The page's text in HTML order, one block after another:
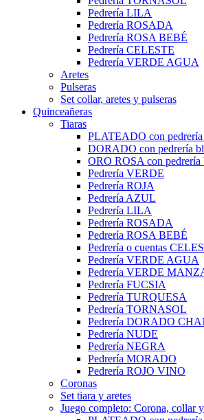
Pedrería LILA
Pedrería ROSADA
Pedrería ROSA BEBÉ
Pedrería CELESTE
Pedrería VERDE AGUA
Aretes
Pulseras
Set collar, aretes y pulseras
Quinceañeras
Tiaras
PLATEADO con pedrería
DORADO con pedrería
ORO ROSA con pedrería
Pedrería VERDE
Pedrería ROJA
Pedrería AZUL
Pedrería LILA
Pedrería ROSADA
Pedrería ROSA BEBÉ
Pedrería o cuentas
Pedrería VERDE AGUA
Pedrería VERDE
Pedrería FUCSIA
Pedrería TURQUESA
Pedrería TORNASOL
Pedrería DORADO
Pedrería NUDE
Pedrería NEGRA
Pedrería MORADO
Pedrería ROJO VINO
Coronas
Set tiara y aretes
Juego completo: Corona, collar